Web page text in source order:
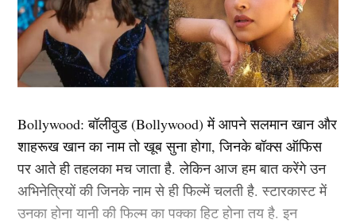
हरमनप्रीत कौर की कप्तानी वाली 15 सदस्यीय टीम की घोषणा की
है। इतना ही नहीं 3 खिलाड़ियों को रिजर्व प्लेयर के रूप में टीम में
जगह दी गई है। साथ ही 2 स्टैंडबाय प्लेयर्स को भी चुना गया है।
हुई है। जी हां, विकेटकीपर यास्तिका भाटिया और गेंदबाज श्रेयंका
पाटिल को वर्ल्ड कप की स्क्वाड में शामिल किया गया है। फ़िलहाल
ये चोटिल हैं, लेकिन टूर्नामेंट शुरू होने से पहले इनके फिट होने की
उम्मीद है।
Bollywood:बॉलीवुड (Bollywood)में आपने सलमान खान और
शाहरूख खान का नाम तो खूब सुना होगा, जिनके बॉक्स ऑफिस
पर आते ही तहलका मच जाता है. लेकिन आज हम बात करेंगे उन
अभिनेत्रियों की जिनके नाम से ही फिल्में चलती है. स्टारकास्ट में
उनका होना यानी की फिल्म का पक्का हिट होना तय है. इन